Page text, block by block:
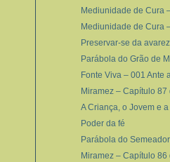
Mediunidade de Cura
Mediunidade de Cura
Preservar-se da
Parábola do Grão de
Fonte Viva – 001 Ante
Miramez – Capítulo
A Criança, o Jovem e
Poder da fé
Parábola do Semeador
Miramez – Capítulo